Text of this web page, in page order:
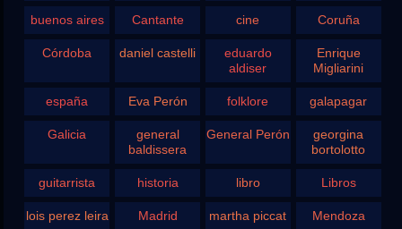
buenos aires Cantante cine Coruña
Córdoba daniel castelli
eduardo
aldiser
Enrique
Migliarini
españa Eva Perón folklore galapagar
Galicia
general
baldissera
General Perón
georgina
bortolotto
guitarrista historia libro Libros
lois perez leira Madrid martha piccat Mendoza